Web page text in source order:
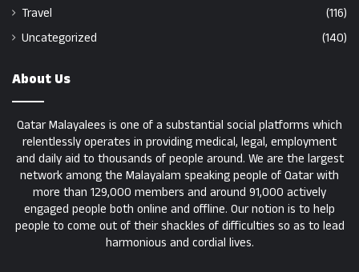
Travel
(116)
Uncategorized
(140)
About Us
Qatar Malayalees is one of a substantial social platforms which
relentlessly operates in providing medical, legal, employment
and daily aid to thousands of people around. We are the largest
network among the Malayalam speaking people of Qatar with
more than 129,000 members and around 91,000 actively
engaged people both online and offline. Our notion is to help
people to come out of their shackles of difficulties so as to lead
harmonious and cordial lives.